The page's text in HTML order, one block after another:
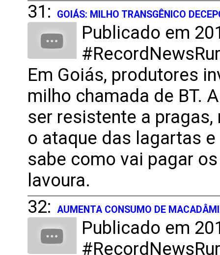
31:
GOIÁS: MILHO TRANSGÊNICO
Publicado em
Em Goiás, produtores
milho chamada de BT.
ser resistente a
o ataque das lagartas
sabe como vai pagar
lavoura.
32:
AUMENTA CONSUMO DE
Publicado em